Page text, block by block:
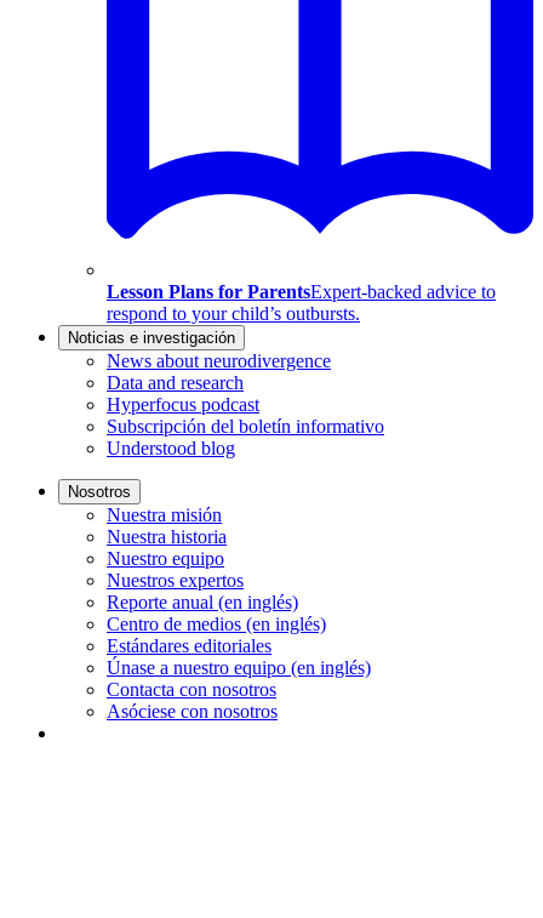
Lesson Plans for ParentsExpert-backed advice to
respond to your child’s outbursts.
Noticias e investigación
News about neurodivergence
Data and research
Hyperfocus podcast
Subscripción del boletín informativo
Understood blog
Nosotros
Nuestra misión
Nuestra historia
Nuestro equipo
Nuestros expertos
Reporte anual (en inglés)
Centro de medios (en inglés)
Estándares editoriales
Únase a nuestro equipo (en inglés)
Contacta con nosotros
Asóciese con nosotros